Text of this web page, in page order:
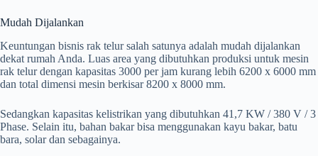
Mudah Dijalankan
Keuntungan bisnis rak telur salah satunya adalah mudah dijalankan
dekat rumah Anda. Luas area yang dibutuhkan produksi untuk mesin
rak telur dengan kapasitas 3000 per jam kurang lebih 6200 x 6000 mm
dan total dimensi mesin berkisar 8200 x 8000 mm.
Sedangkan kapasitas kelistrikan yang dibutuhkan 41,7 KW / 380 V / 3
Phase. Selain itu, bahan bakar bisa menggunakan kayu bakar, batu
bara, solar dan sebagainya.